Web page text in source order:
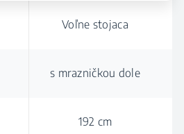
Voľne stojaca
s mrazničkou dole
192 cm